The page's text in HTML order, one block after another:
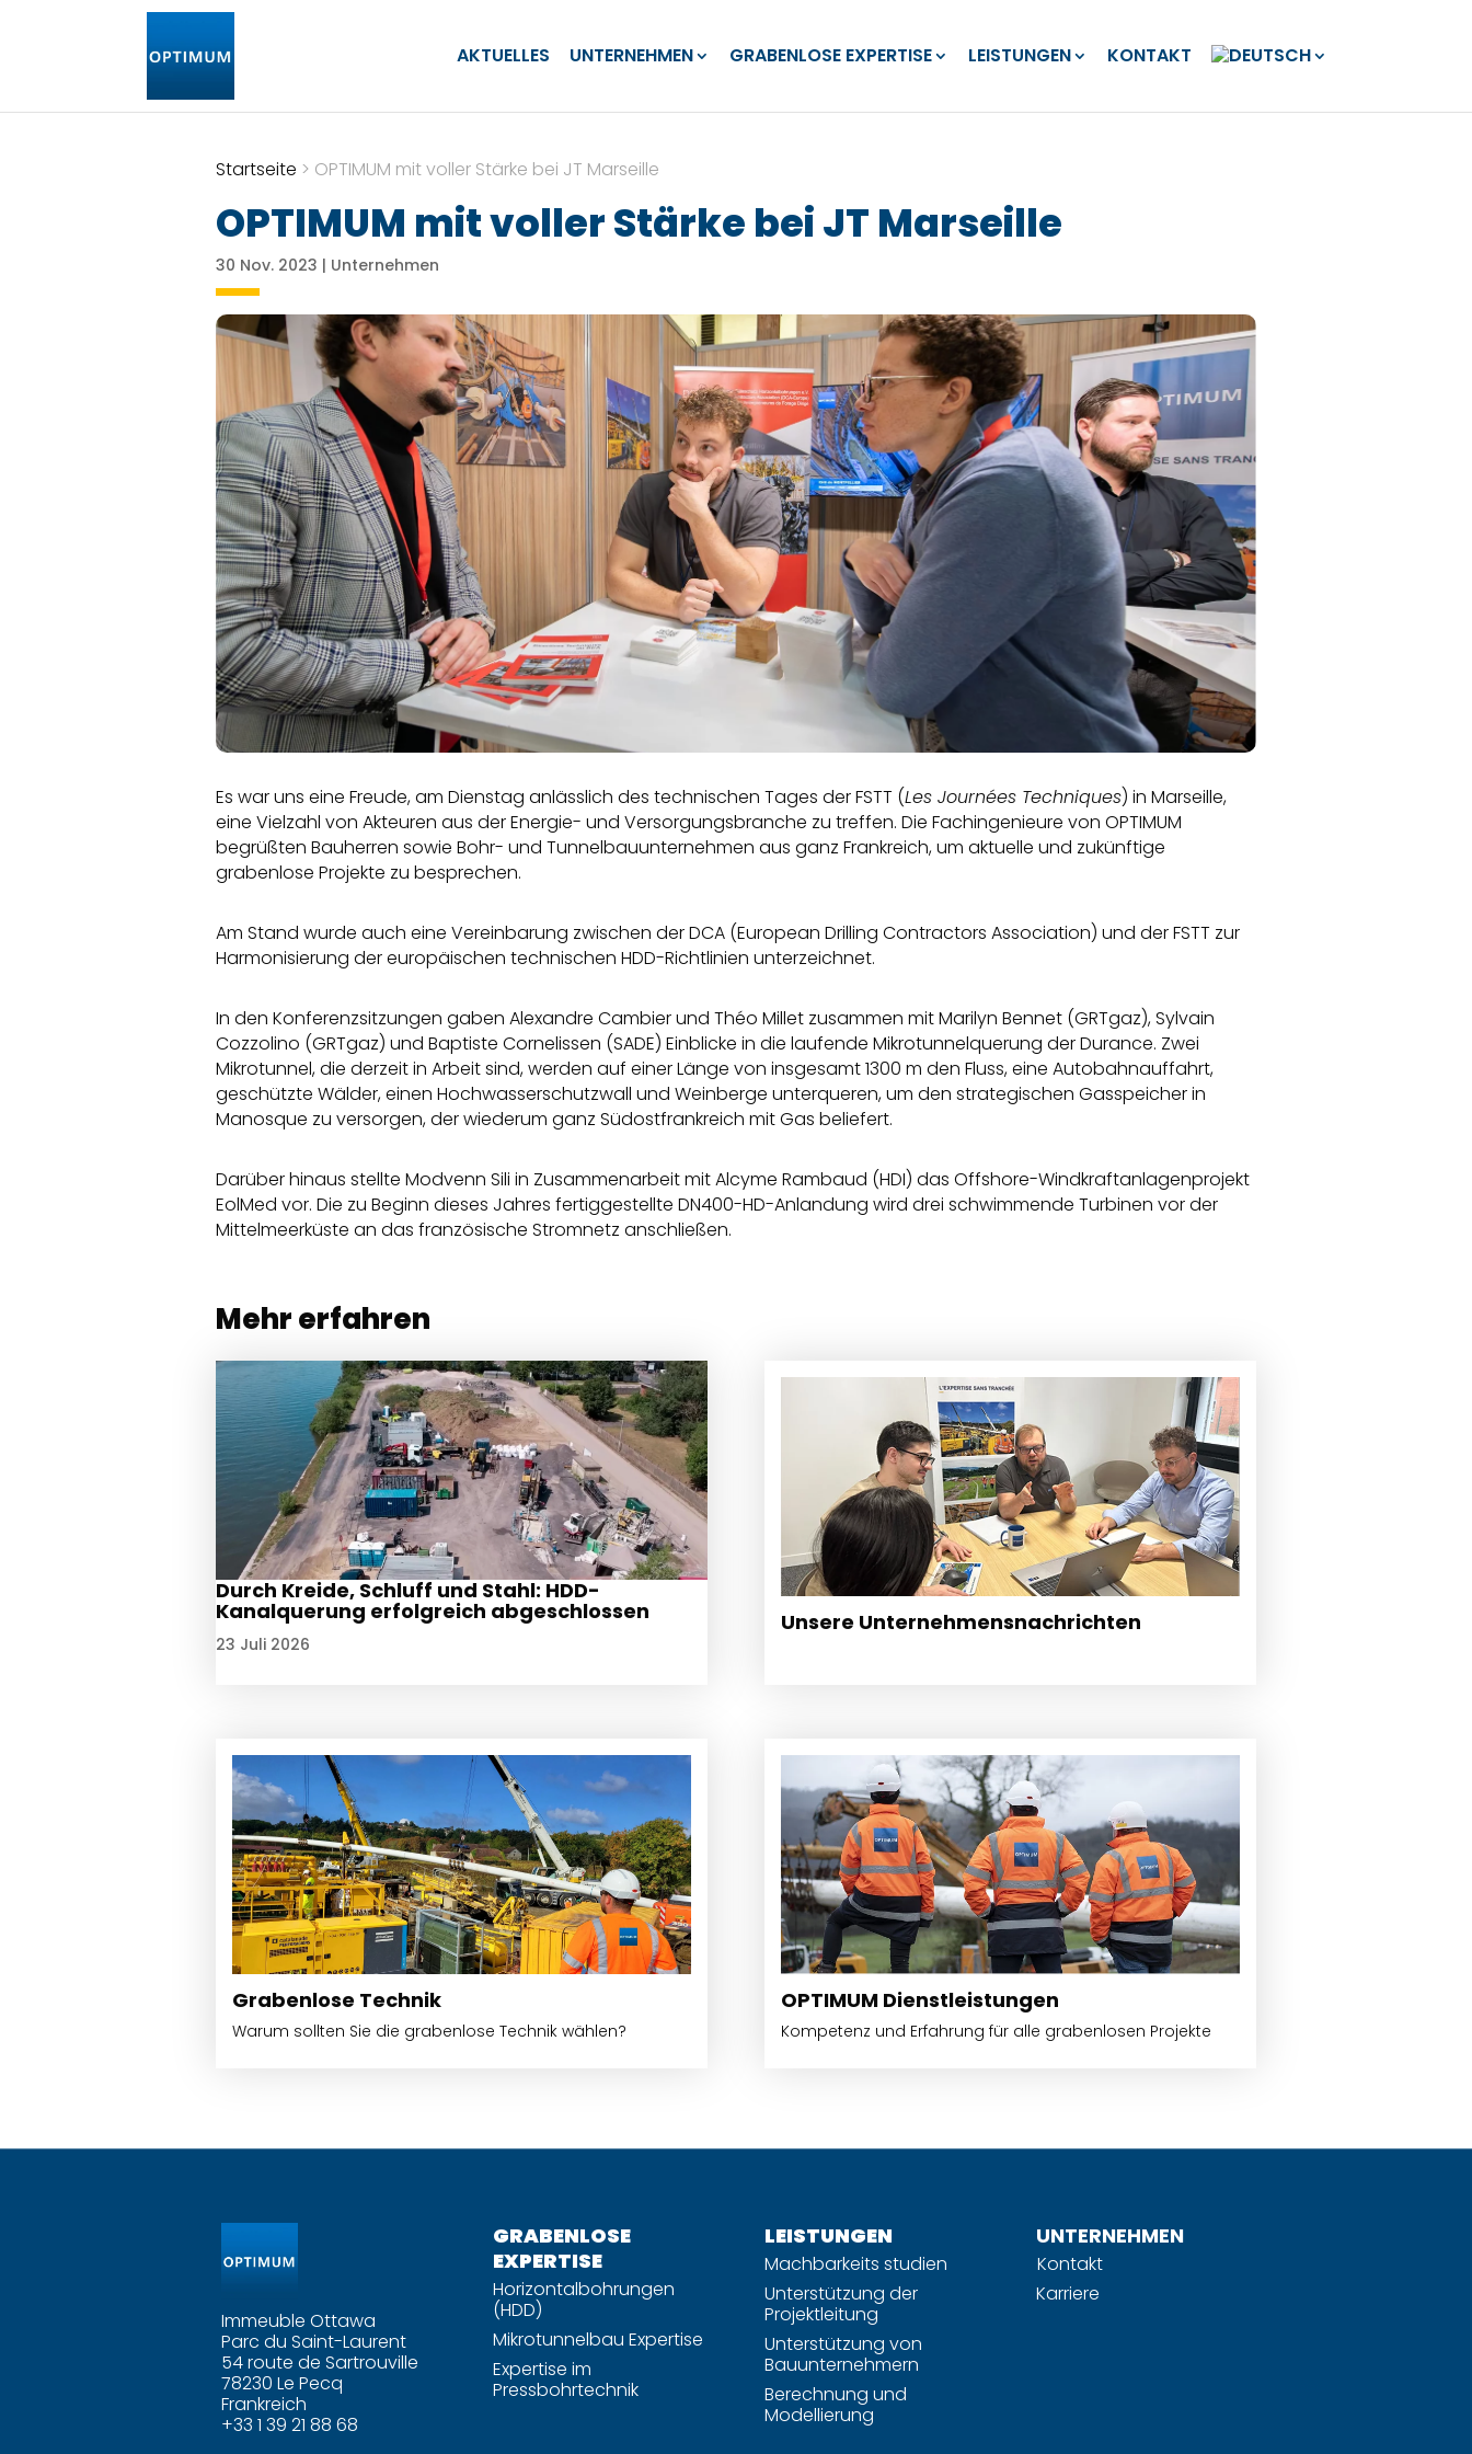
AKTUELLES UNTERNEHMEN GRABENLOSE EXPERTISE LEISTUNGEN KONTAKT
Startseite > OPTIMUM mit voller Stärke bei JT Marseille
OPTIMUM mit voller Stärke bei JT Marseille
30 Nov. 2023 | Unternehmen
Es war uns eine Freude, am Dienstag anlässlich des technischen Tages der FSTT (Les Journées Techniques) in Marseille,
eine Vielzahl von Akteuren aus der Energie- und Versorgungsbranche zu treffen. Die Fachingenieure von OPTIMUM
begrüßten Bauherren sowie Bohr- und Tunnelbauunternehmen aus ganz Frankreich, um aktuelle und zukünftige
grabenlose Projekte zu besprechen.
Am Stand wurde auch eine Vereinbarung zwischen der DCA (European Drilling Contractors Association) und der FSTT zur
Harmonisierung der europäischen technischen HDD-Richtlinien unterzeichnet.
In den Konferenzsitzungen gaben Alexandre Cambier und Théo Millet zusammen mit Marilyn Bennet (GRTgaz), Sylvain
Cozzolino (GRTgaz) und Baptiste Cornelissen (SADE) Einblicke in die laufende Mikrotunnelquerung der Durance. Zwei
Mikrotunnel, die derzeit in Arbeit sind, werden auf einer Länge von insgesamt 1300 m den Fluss, eine Autobahnauffahrt,
geschützte Wälder, einen Hochwasserschutzwall und Weinberge unterqueren, um den strategischen Gasspeicher in
Manosque zu versorgen, der wiederum ganz Südostfrankreich mit Gas beliefert.
Darüber hinaus stellte Modvenn Sili in Zusammenarbeit mit Alcyme Rambaud (HDI) das Offshore-Windkraftanlagenprojekt
EolMed vor. Die zu Beginn dieses Jahres fertiggestellte DN400-HD-Anlandung wird drei schwimmende Turbinen vor der
Mittelmeerküste an das französische Stromnetz anschließen.
Mehr erfahren
Durch Kreide, Schluff und Stahl: HDD-
Kanalquerung erfolgreich abgeschlossen
23 Juli 2026
Unsere Unternehmensnachrichten
Grabenlose Technik
Warum sollten Sie die grabenlose Technik wählen?
OPTIMUM Dienstleistungen
Kompetenz und Erfahrung für alle grabenlosen Projekte
Immeuble Ottawa
Parc du Saint-Laurent
54 route de Sartrouville
78230 Le Pecq
Frankreich
+33 1 39 21 88 68
GRABENLOSE
EXPERTISE
Horizontalbohrungen
(HDD)
Mikrotunnelbau Expertise
Expertise im
Pressbohrtechnik
LEISTUNGEN
Machbarkeits studien
Unterstützung der
Projektleitung
Unterstützung von
Bauunternehmern
Berechnung und
Modellierung
UNTERNEHMEN
Kontakt
Karriere